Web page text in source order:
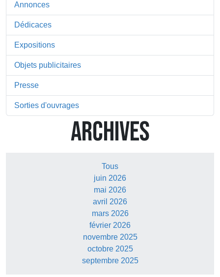
Annonces
Dédicaces
Expositions
Objets publicitaires
Presse
Sorties d'ouvrages
ARCHIVES
Tous
juin 2026
mai 2026
avril 2026
mars 2026
février 2026
novembre 2025
octobre 2025
septembre 2025